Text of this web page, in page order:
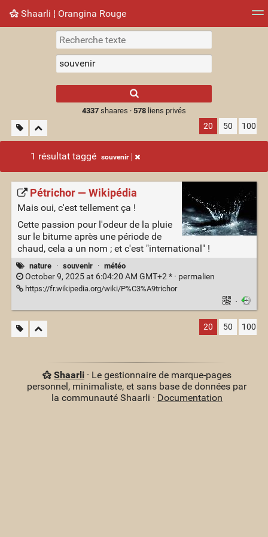
Shaarli ¦ Orangina Rouge
Nuage de tags Mur d'images
results.
4337shaares · 578liens privés
20 50 100
1 résultat taggé souvenir
Pétrichor — Wikipédia
Mais oui, c'est tellement ça !
Cette passion pour l'odeur de la pluie
sur le bitume après une période de
chaud, cela a un nom ; et c'est "international" !
nature · souvenir · météo
October 9, 2025 at 6:04:20 AM GMT+2 * · permalien
https://fr.wikipedia.org/wiki/P%C3%A9trichor
·
20 50 100
Shaarli· Le gestionnaire de marque-pages
personnel, minimaliste, et sans base de données par
la communauté Shaarli · Documentation